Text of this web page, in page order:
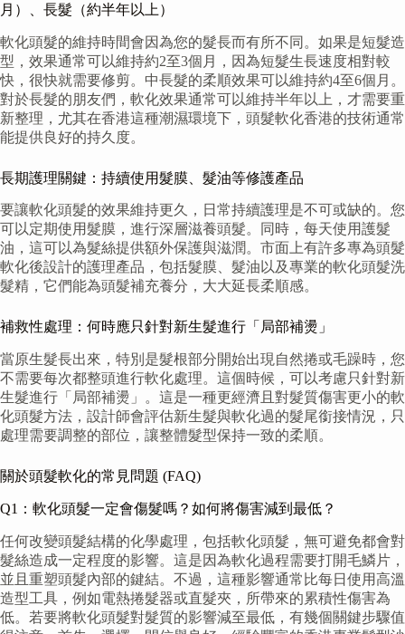
月）、長髮（約半年以上）
軟化頭髮的維持時間會因為您的髮長而有所不同。如果是短髮造
型，效果通常可以維持約2至3個月，因為短髮生長速度相對較
快，很快就需要修剪。中長髮的柔順效果可以維持約4至6個月。
對於長髮的朋友們，軟化效果通常可以維持半年以上，才需要重
新整理，尤其在香港這種潮濕環境下，頭髮軟化香港的技術通常
能提供良好的持久度。
長期護理關鍵：持續使用髮膜、髮油等修護產品
要讓軟化頭髮的效果維持更久，日常持續護理是不可或缺的。您
可以定期使用髮膜，進行深層滋養頭髮。同時，每天使用護髮
油，這可以為髮絲提供額外保護與滋潤。市面上有許多專為頭髮
軟化後設計的護理產品，包括髮膜、髮油以及專業的軟化頭髮洗
髮精，它們能為頭髮補充養分，大大延長柔順感。
補救性處理：何時應只針對新生髮進行「局部補燙」
當原生髮長出來，特別是髮根部分開始出現自然捲或毛躁時，您
不需要每次都整頭進行軟化處理。這個時候，可以考慮只針對新
生髮進行「局部補燙」。這是一種更經濟且對髮質傷害更小的軟
化頭髮方法，設計師會評估新生髮與軟化過的髮尾銜接情況，只
處理需要調整的部位，讓整體髮型保持一致的柔順。
關於頭髮軟化的常見問題 (FAQ)
Q1：軟化頭髮一定會傷髮嗎？如何將傷害減到最低？
任何改變頭髮結構的化學處理，包括軟化頭髮，無可避免都會對
髮絲造成一定程度的影響。這是因為軟化過程需要打開毛鱗片，
並且重塑頭髮內部的鍵結。不過，這種影響通常比每日使用高溫
造型工具，例如電熱捲髮器或直髮夾，所帶來的累積性傷害為
低。若要將軟化頭髮對髮質的影響減至最低，有幾個關鍵步驟值